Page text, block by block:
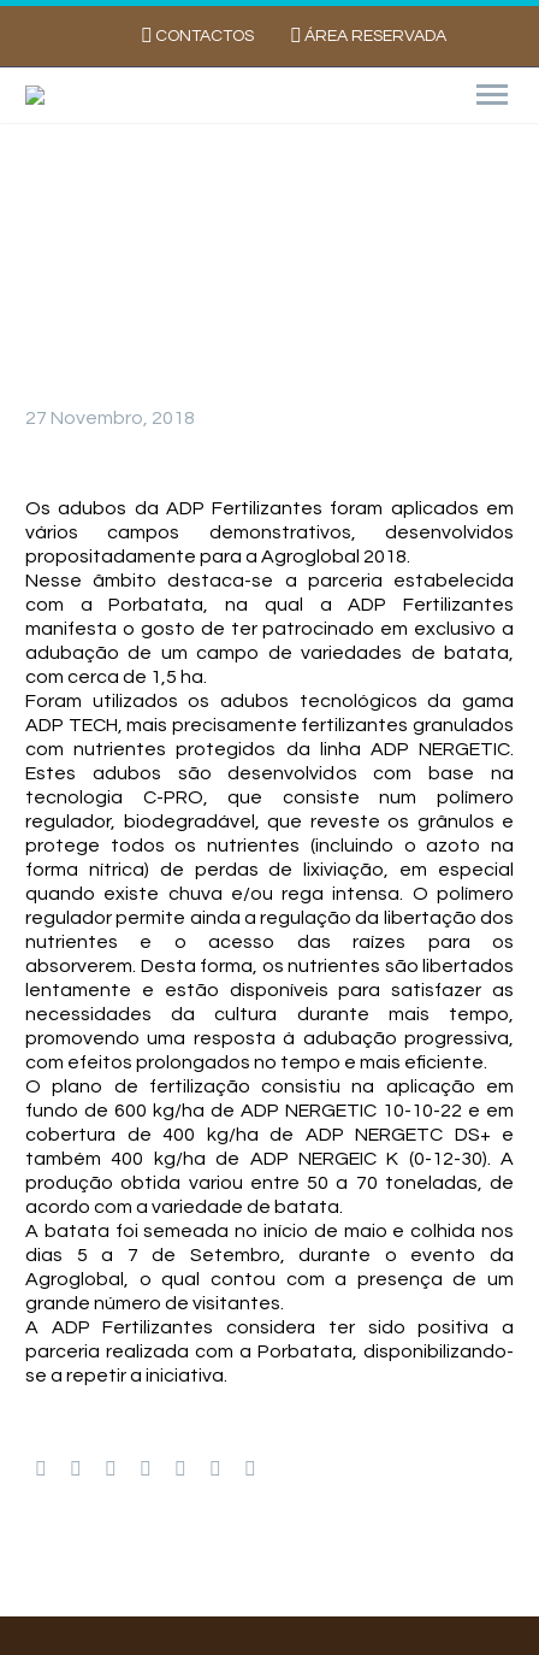
CONTACTOS ÁREA RESERVADA
27 Novembro, 2018
Os adubos da ADP Fertilizantes foram aplicados em
vários campos demonstrativos, desenvolvidos
propositadamente para a Agroglobal 2018.
Nesse âmbito destaca-se a parceria estabelecida
com a Porbatata, na qual a ADP Fertilizantes
manifesta o gosto de ter patrocinado em exclusivo a
adubação de um campo de variedades de batata,
com cerca de 1,5 ha.
Foram utilizados os adubos tecnológicos da gama
ADP TECH, mais precisamente fertilizantes granulados
com nutrientes protegidos da linha ADP NERGETIC.
Estes adubos são desenvolvidos com base na
tecnologia C-PRO, que consiste num polímero
regulador, biodegradável, que reveste os grânulos e
protege todos os nutrientes (incluindo o azoto na
forma nítrica) de perdas de lixiviação, em especial
quando existe chuva e/ou rega intensa. O polímero
regulador permite ainda a regulação da libertação dos
nutrientes e o acesso das raízes para os
absorverem. Desta forma, os nutrientes são libertados
lentamente e estão disponíveis para satisfazer as
necessidades da cultura durante mais tempo,
promovendo uma resposta à adubação progressiva,
com efeitos prolongados no tempo e mais eficiente.
O plano de fertilização consistiu na aplicação em
fundo de 600 kg/ha de ADP NERGETIC 10-10-22 e em
cobertura de 400 kg/ha de ADP NERGETC DS+ e
também 400 kg/ha de ADP NERGEIC K (0-12-30). A
produção obtida variou entre 50 a 70 toneladas, de
acordo com a variedade de batata.
A batata foi semeada no início de maio e colhida nos
dias 5 a 7 de Setembro, durante o evento da
Agroglobal, o qual contou com a presença de um
grande número de visitantes.
A ADP Fertilizantes considera ter sido positiva a
parceria realizada com a Porbatata, disponibilizando-
se a repetir a iniciativa.